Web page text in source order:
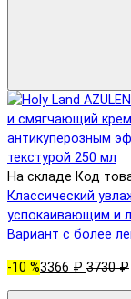
На складе Код
Классический
успокаивающим и
Вариант с более
-10 %3366 ₽ 3730 ₽